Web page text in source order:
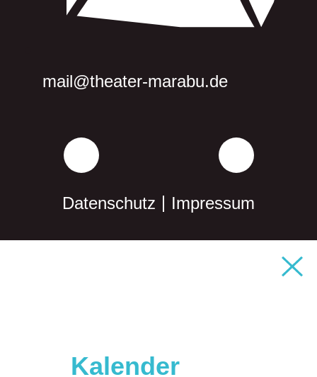
mail@theater­-marabu.de
Datenschutz Impressum
Kalender